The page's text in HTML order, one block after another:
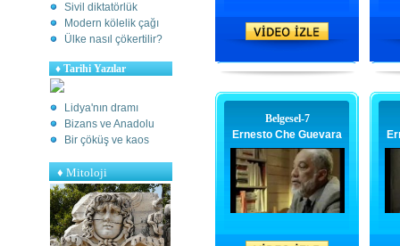
Sivil diktatörlük
Modern kölelik çağı
Ülke nasıl çökertilir?
♦ Tarihi Yazılar
Lidya'nın dramı
Bizans ve Anadolu
Bir çöküş ve kaos
♦Mitoloji
Belgesel-7
Ernesto Che Guevara